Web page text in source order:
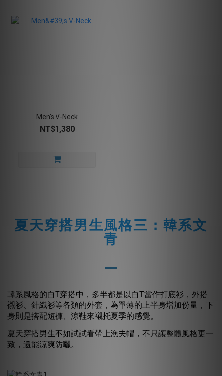
Men's V-Neck
NT$1,380
夏天穿搭男生風格三：韓系文
青
韓系風格的白T穿搭中，多半都是以白T當作打底衫，外搭
襯衫、針織衫等各類的外套，為單薄的上半身增加份量，下
身則是搭配短褲、涼鞋來襯托夏季的感覺。
夏天穿搭男生不如試試看帶上漁夫帽，不只讓整體風格更一
致，還能涼爽防曬。